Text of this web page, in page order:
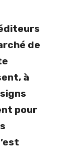
de
à
pour